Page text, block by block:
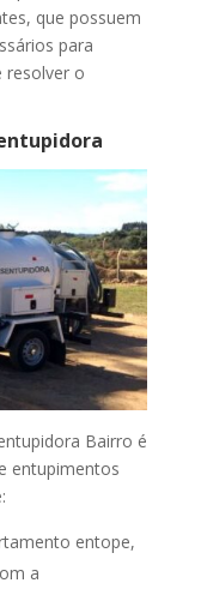
que possuem
para
resolver o
Bairro é
entupimentos
entope,
a